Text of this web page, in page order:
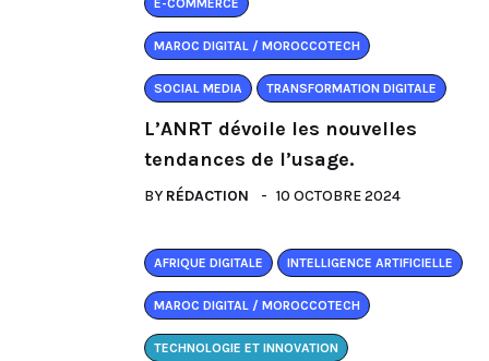
E-COMMERCE
MAROC DIGITAL / MOROCCOTECH
SOCIAL MEDIA TRANSFORMATION DIGITALE
L’ANRT dévoile les nouvelles
tendances de l’usage.
BY RÉDACTION 10 OCTOBRE 2024
AFRIQUE DIGITALE INTELLIGENCE ARTIFICIELLE
MAROC DIGITAL / MOROCCOTECH
TECHNOLOGIE ET INNOVATION